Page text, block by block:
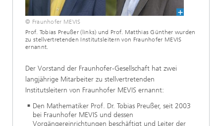
© Fraunhofer MEVIS
Prof. Tobias Preußer (links) und Prof. Matthias Günther wurden
zu stellvertretenden Institutsleitern von Fraunhofer MEVIS
ernannt.
Der Vorstand der Fraunhofer-Gesellschaft hat zwei
langjährige Mitarbeiter zu stellvertretenden
Institutsleitern von Fraunhofer MEVIS ernannt:
Den Mathematiker Prof. Dr. Tobias Preußer, seit 2003
bei Fraunhofer MEVIS und dessen
Vorgängereinrichtungen beschäftigt und Leiter der